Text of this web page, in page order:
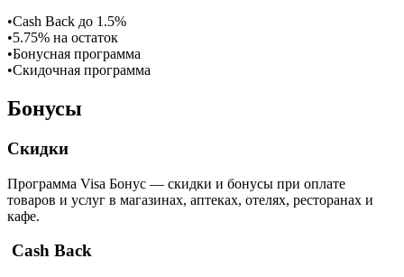
•Cash Back до 1.5%
•5.75% на остаток
•Бонусная программа
•Скидочная программа
Бонусы
Скидки
Программа Visa Бонус — cкидки и бонусы при оплате
товаров и услуг в магазинах, аптеках, отелях, ресторанах и
кафе.
Cash Back